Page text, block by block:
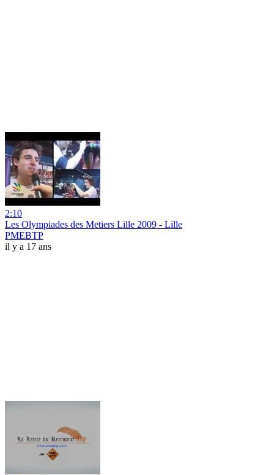
2:10
Les Olympiades des Metiers Lille 2009 - Lille
PMEBTP
il y a 17 ans